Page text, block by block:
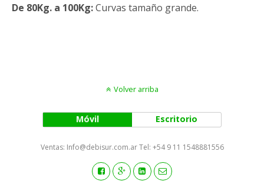
De 80Kg. a 100Kg:Curvas tamaño grande.
Volver arriba
Móvil Escritorio
Ventas: Info@debisur.com.ar Tel: +54 9 11 1548881556